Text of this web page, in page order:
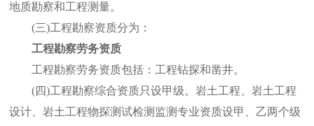
地质勘察和工程测量。
(三)工程勘察资质分为：
工程勘察劳务资质
工程勘察劳务资质包括：工程钻探和凿井。
(四)工程勘察综合资质只设甲级。岩土工程、岩土工程
设计、岩土工程物探测试检测监测专业资质设甲、乙两个级